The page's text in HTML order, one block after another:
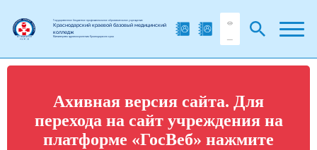
Государственное бюджетное профессиональное образовательное учреждение
Краснодарский краевой базовый медицинский
колледж
Министерства здравоохранения Краснодарского края
Ахивная версия сайта. Для
перехода на сайт учреждения на
платформе «ГосВеб» нажмите